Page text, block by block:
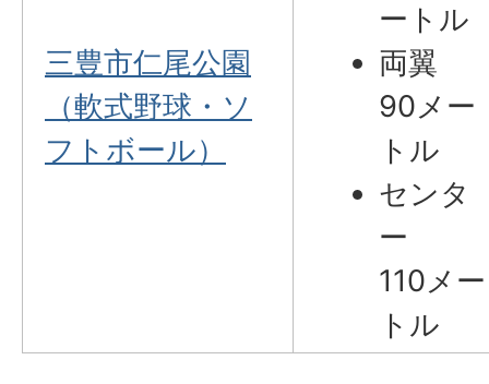
三豊市仁尾公園
（軟式野球・ソ
フトボール）
ートル
両翼
90メー
トル
センタ
ー
110メー
トル